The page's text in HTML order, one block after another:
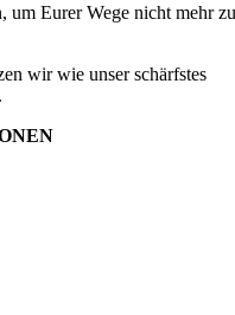
um Eurer Wege nicht mehr zu
wir wie unser schärfstes